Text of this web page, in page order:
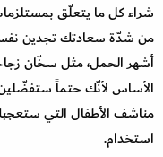
شراء كل ما يتعلّق
من شدّة سعادتك تجدين
أشهر الحمل، مثل سخّان
الأساس لأنّك حتماً
مناشف الأطفال التي
استخدام.